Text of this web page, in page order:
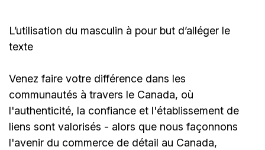
L’utilisation du masculin à pour but d’alléger le
texte
Venez faire votre différence dans les
communautés à travers le Canada, où
l'authenticité, la confiance et l'établissement de
liens sont valorisés - alors que nous façonnons
l'avenir du commerce de détail au Canada,